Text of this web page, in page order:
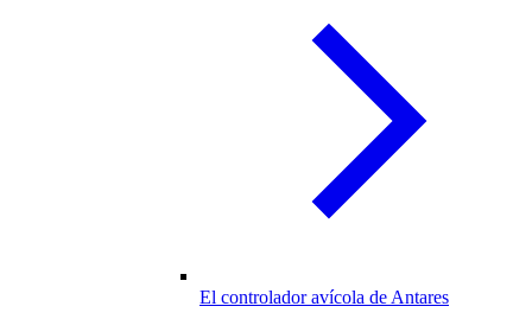
El controlador avícola de Antares